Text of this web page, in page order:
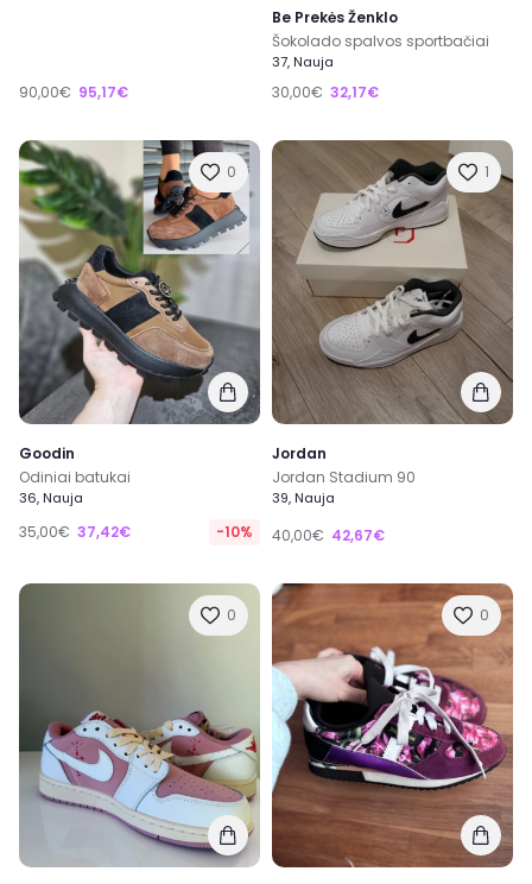
90,00€ 95,17€
Be Prekės Ženklo
Šokolado spalvos sportbačiai
37, Nauja
30,00€ 32,17€
0
Goodin
Odiniai batukai
36, Nauja
35,00€ 37,42€ -10%
1
Jordan
Jordan Stadium 90
39, Nauja
40,00€ 42,67€
0 0